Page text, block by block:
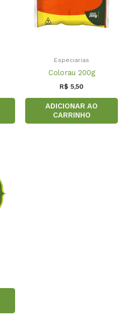
Especiarias
Colorau 200g
R$ 5,50
ADICIONAR AO
CARRINHO